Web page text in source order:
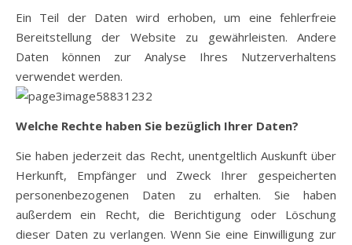
Ein Teil der Daten wird erhoben, um eine fehlerfreie
Bereitstellung der Website zu gewährleisten. Andere
Daten können zur Analyse Ihres Nutzerverhaltens
verwendet werden.
Welche Rechte haben Sie bezüglich Ihrer Daten?
Sie haben jederzeit das Recht, unentgeltlich Auskunft über
Herkunft, Empfänger und Zweck Ihrer gespeicherten
personenbezogenen Daten zu erhalten. Sie haben
außerdem ein Recht, die Berichtigung oder Löschung
dieser Daten zu verlangen. Wenn Sie eine Einwilligung zur